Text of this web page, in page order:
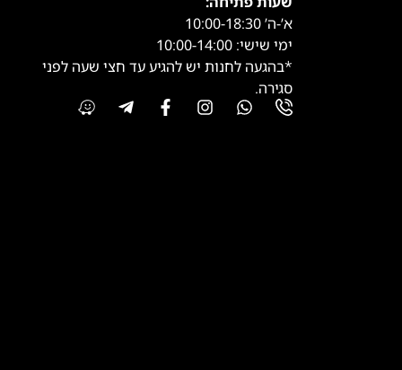
א’-ה’ 10:00-18:30
ימי שישי: 10:00-14:00
*בהגעה לחנות יש להגיע עד חצי שעה לפני
סגירה.